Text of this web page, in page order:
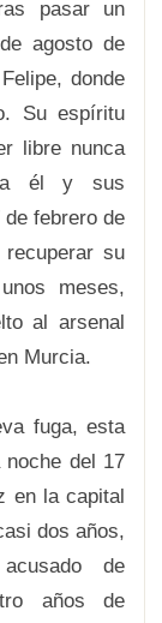
pasar un
agosto de
donde
Su espíritu
libre nunca
a él y sus
febrero de
recuperar su
meses,
al arsenal
Murcia.
fuga, esta
del 17
en la capital
dos años,
de
años de